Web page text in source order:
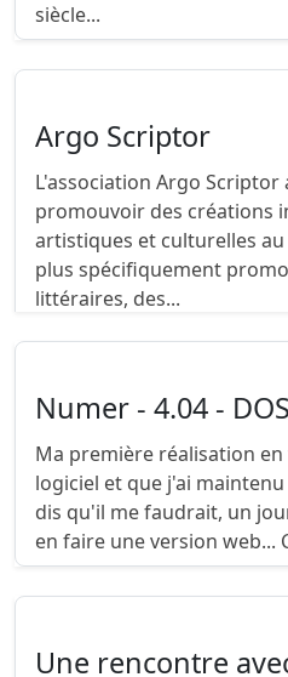
siècle...
Argo Scriptor
L'association Argo Scriptor
promouvoir des créations
artistiques et culturelles
plus spécifiquement
littéraires, des...
Numer - 4.04 -
Ma première réalisation
logiciel et que j'ai maintenu
dis qu'il me faudrait, un
en faire une version web...
Une rencontre